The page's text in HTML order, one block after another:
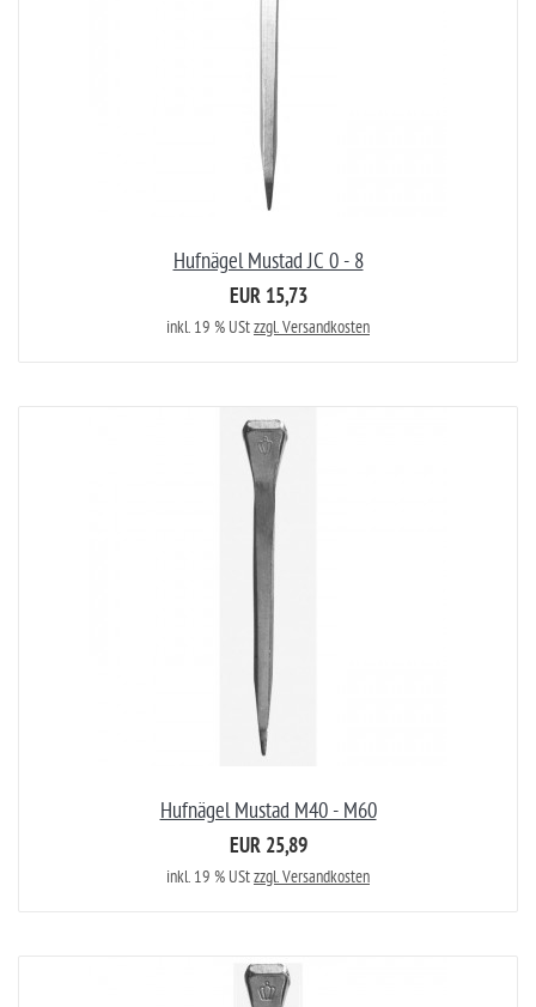
Hufnägel Mustad JC 0 - 8
EUR 15,73
inkl. 19 % UStzzgl. Versandkosten
Hufnägel Mustad M40 - M60
EUR 25,89
inkl. 19 % UStzzgl. Versandkosten